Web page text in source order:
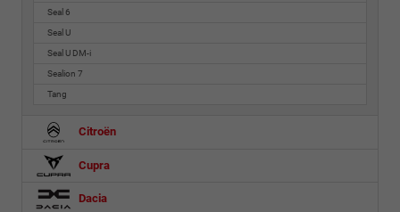
Seal 6
Seal U
Seal U DM-i
Sealion 7
Tang
Citroën
Cupra
Dacia